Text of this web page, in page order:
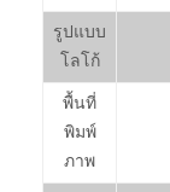
รูปแบบ
โลโก้
พื้นที่
พิมพ์
ภาพ